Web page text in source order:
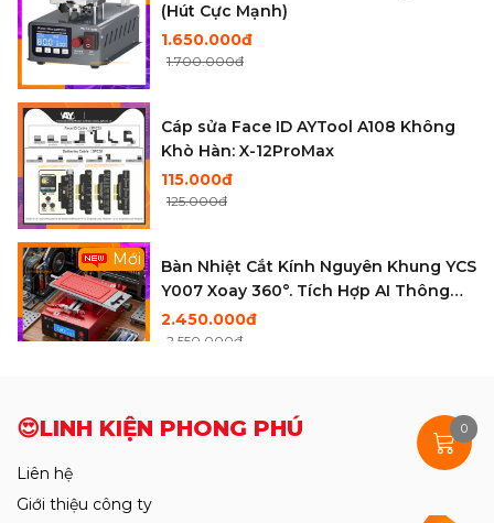
(Hút Cực Mạnh)
1.650.000đ
1.700.000đ
Cáp sửa Face ID AYTool A108 Không
Khò Hàn: X-12ProMax
115.000đ
125.000đ
Mới
Bàn Nhiệt Cắt Kính Nguyên Khung YCS
Y007 Xoay 360°. Tích Hợp AI Thông
Mình . Hút Điện Tử Cực Khỏe
2.450.000đ
2.550.000đ
P2 Pro (30V - 5A / 330W)
😍LINH KIỆN PHONG PHÚ
Liên hệ
Giới thiệu công ty
0